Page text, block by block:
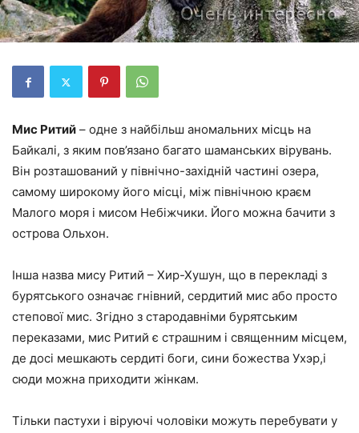
Мис Ритий – одне з найбільш аномальних місць на
Байкалі, з яким пов’язано багато шаманських вірувань.
Він розташований у північно-західній частині озера,
самому широкому його місці, між північною краєм
Малого моря і мисом Небіжчики. Його можна бачити з
острова Ольхон.
Інша назва мису Ритий – Хир-Хушун, що в перекладі з
бурятського означає гнівний, сердитий мис або просто
степової мис. Згідно з стародавніми бурятським
переказами, мис Ритий є страшним і священним місцем,
де досі мешкають сердиті боги, сини божества Ухэр,і
сюди можна приходити жінкам.
Тільки пастухи і віруючі чоловіки можуть перебувати у